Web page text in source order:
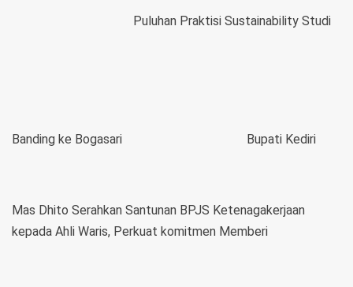
Puluhan Praktisi Sustainability Studi
Banding ke Bogasari Bupati Kediri
Mas Dhito Serahkan Santunan BPJS Ketenagakerjaan
kepada Ahli Waris, Perkuat komitmen Memberi